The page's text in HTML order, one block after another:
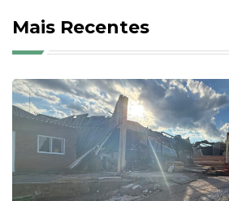
Mais Recentes